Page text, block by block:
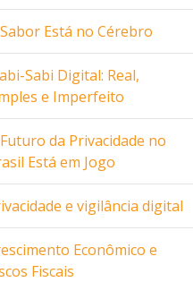
Está no Cérebro
Sabi Digital: Real,
e Imperfeito
da Privacidade no
Está em Jogo
e vigilância digital
Econômico e
Fiscais